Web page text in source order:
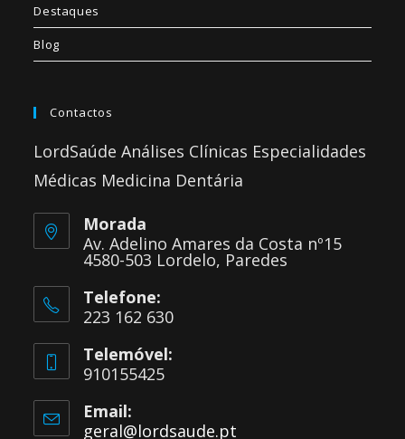
Destaques
Blog
Contactos
LordSaúde Análises Clínicas Especialidades
Médicas Medicina Dentária
Morada
Av. Adelino Amares da Costa nº15
4580-503 Lordelo, Paredes
Telefone:
223 162 630
Telemóvel:
910155425
Email:
geral@lordsaude.pt